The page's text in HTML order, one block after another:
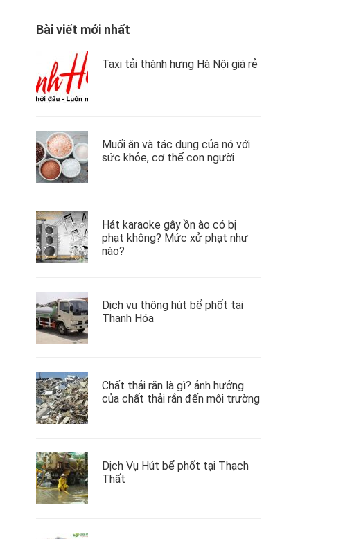
Bài viết mới nhất
Taxi tải thành hưng Hà Nội giá rẻ
Muối ăn và tác dụng của nó với
sức khỏe, cơ thể con người
Hát karaoke gây ồn ào có bị
phạt không? Mức xử phạt như
nào?
Dịch vụ thông hút bể phốt tại
Thanh Hóa
Chất thải rắn là gì? ảnh hưởng
của chất thải rắn đến môi trường
Dịch Vụ Hút bể phốt tại Thạch
Thất